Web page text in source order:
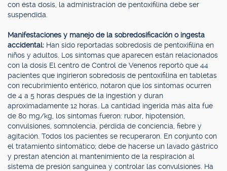
con ésta dosis, la administración de pentoxifilina debe ser
suspendida.
Manifestaciones y manejo de la sobredosificación o ingesta
accidental: Han sido reportadas sobredosis de pentoxifilina en
niños y adultos. Los síntomas que aparecen están relacionados
con la dosis El centro de Control de Venenos reportó que 44
pacientes que ingirieron sobredosis de pentoxifilina en tabletas
con recubrimiento entérico, notaron que los síntomas ocurren
de 4 a 5 horas después de la ingestión y duran
aproximadamente 12 horas. La cantidad ingerida más alta fue
de 80 mg/kg, los síntomas fueron: rubor, hipotensión,
convulsiones, somnolencia, pérdida de conciencia, fiebre y
agitación. Todos los pacientes se recuperaron. En conjunto con
el tratamiento sintomático; debe de hacerse un lavado gástrico
y prestan atención al mantenimiento de la respiración al
sistema de presión sanguínea y controlar las convulsiones. Ha